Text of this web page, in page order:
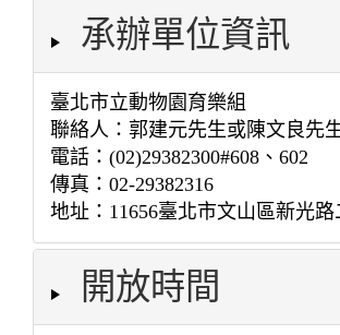
承辦單位資訊
臺北市立動物園育樂組
聯絡人：郭建元先生或陳文良先
電話：(02)29382300#608、602
傳真：02-29382316
地址：11656臺北市文山區新光路
開放時間